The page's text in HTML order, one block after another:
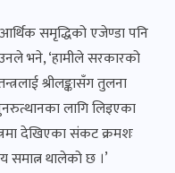
समृद्धिको एजेण्डा पनि
भने, ‘हामीले सरकारको
श्रीलङ्कासँग तुलना
लागि लिइएका
देखिएका संकट क्रमशः
समात्न थालेको छ ।’